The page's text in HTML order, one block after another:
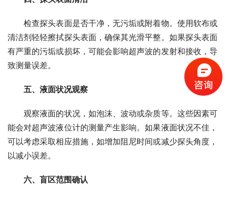
检查探头表面是否干净，无污垢或附着物。使用软布或
清洁剂轻轻擦拭探头表面，确保其光滑平整。如果探头表面
有严重的污垢或损坏，可能会影响超声波的发射和接收，导
致测量误差。
五、液面状况观察
观察液面的状况，如泡沫、波动或杂质等。这些因素可
能会对超声波液位计的测量产生影响。如果液面状况不佳，
可以考虑采取相应措施，如增加阻尼时间或减少探头角度，
以减小误差。
六、盲区范围确认